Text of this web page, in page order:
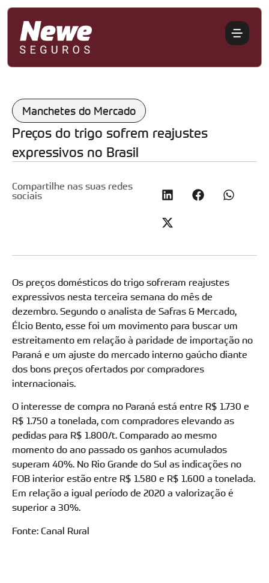
Manchetes do Mercado
Preços do trigo sofrem reajustes
expressivos no Brasil
Compartilhe nas suas redes
sociais
Os preços domésticos do trigo sofreram reajustes
expressivos nesta terceira semana do mês de
dezembro. Segundo o analista de Safras & Mercado,
Élcio Bento, esse foi um movimento para buscar um
estreitamento em relação à paridade de importação no
Paraná e um ajuste do mercado interno gaúcho diante
dos bons preços ofertados por compradores
internacionais.
O interesse de compra no Paraná está entre R$ 1.730 e
R$ 1.750 a tonelada, com compradores elevando as
pedidas para R$ 1.800/t. Comparado ao mesmo
momento do ano passado os ganhos acumulados
superam 40%. No Rio Grande do Sul as indicações no
FOB interior estão entre R$ 1.580 e R$ 1.600 a tonelada.
Em relação a igual período de 2020 a valorização é
superior a 30%.
Fonte: Canal Rural